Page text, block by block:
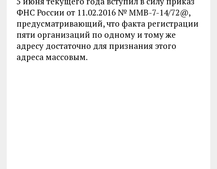
ФНС России от 11.02.2016 № ММВ-7-14/72@,
предусматривающий, что факта регистрации
пяти организаций по одному и тому же
адресу достаточно для признания этого
адреса массовым.